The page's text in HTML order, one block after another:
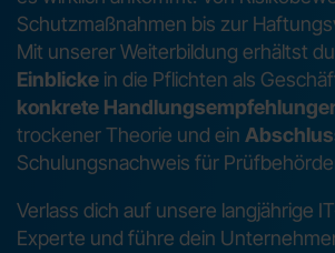
Schutzmaßnahmen bis zur
Mit unserer Weiterbildung erhältst du
Einblicke in die Pflichten als
konkrete
trockener Theorie und ein
Schulungsnachweis für
Verlass dich auf unsere langjährige
Experte und führe dein